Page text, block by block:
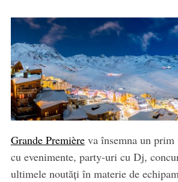
Grande Premièreva însemna un prim
cu evenimente, party-uri cu Dj,
ultimele noutăți în materie de